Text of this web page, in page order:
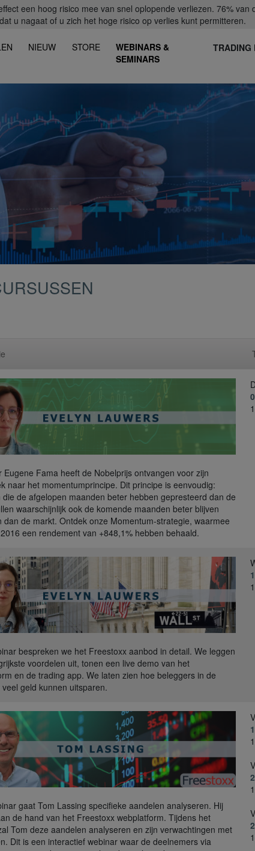
een hoog risico mee van snel oplopende verliezen. 76%
u nagaat of u zich het hoge risico op verlies kunt permitteren.
NIEUW STORE
WEBINARS &
SEMINARS
TRADING
Eugene Fama heeft de Nobelprijs ontvangen voor zijn
naar het momentumprincipe. Dit principe is eenvoudig:
die de afgelopen maanden beter hebben gepresteerd dan de
waarschijnlijk ook de komende maanden beter blijven
dan de markt. Ontdek onze Momentum-strategie, waarmee
een rendement van +848,1% hebben behaald.
bespreken we het Freestoxx aanbod in detail. We leggen
voordelen uit, tonen een live demo van het
en de trading app. We laten zien hoe beleggers in de
geld kunnen uitsparen.
gaat Tom Lassing specifieke aandelen analyseren. Hij
de hand van het Freestoxx webplatform. Tijdens het
Tom deze aandelen analyseren en zijn verwachtingen met
Dit is een interactief webinar waar de deelnemers via